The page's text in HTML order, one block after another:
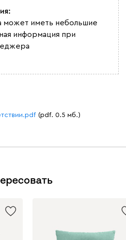
может иметь небольшие
информация при
(pdf. 0.5 мб.)